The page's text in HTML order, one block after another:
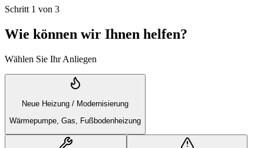
Schritt 1 von 3
Wie können wir Ihnen helfen?
Wählen Sie Ihr Anliegen
Neue Heizung / Modernisierung
Wärmepumpe, Gas, Fußbodenheizung